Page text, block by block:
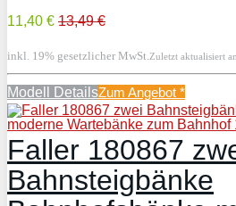
11,40 € 13,49 €
inkl. 19% gesetzlicher MwSt.Zuletzt aktualisiert
Modell DetailsZum Angebot *
Faller 180867
Bahnsteigbänke